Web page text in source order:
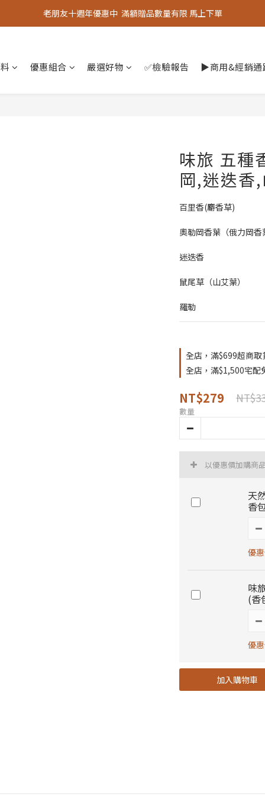
老朋友十週年優惠中  滿額贈品數量有限 馬上下單
老朋友十週年優惠中  滿額贈品數量有限 馬上下單
老朋友十週年優惠中  滿額贈品數量有限 馬上下單
優惠組合 嚴選好物 ✅檢驗報告 ▶︎商用&經銷通
味旅 五種
岡,迷迭香
百里香(麝香草)
奧勒岡香葉（俄力岡香
迷迭香
鼠尾草（山艾葉）
羅勒
全店，滿$699超商
全店，滿$1,500宅配
NT$279
數量
以優惠價加購商
天
香
優
味
(香
優
加入購物車